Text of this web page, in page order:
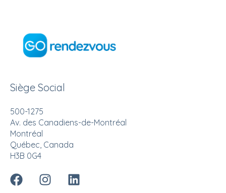
Siège Social
500-1275
Av. des Canadiens-de-Montréal
Montréal
Québec, Canada
H3B 0G4